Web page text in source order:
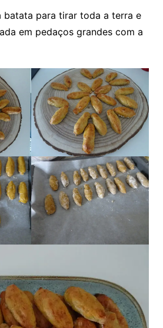
batata para tirar toda a terra e
em pedaços grandes com a